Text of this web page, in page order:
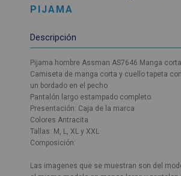
PIJAMA
Descripción
Pijama hombre Assman AS7646 Manga corta
Camiseta de manga corta y cuello tapeta
un bordado en el pecho
Pantalón largo estampado completo.
Presentación: Caja de la marca
Colores Antracita
Tallas: M, L, XL y XXL
Composición:
Las imagenes que se muestran son del